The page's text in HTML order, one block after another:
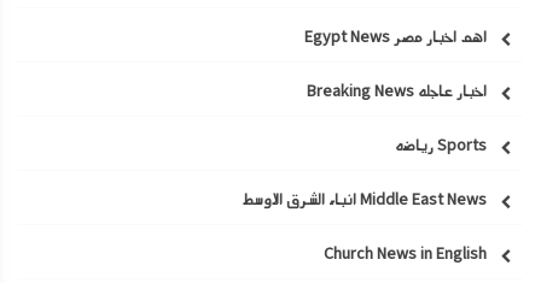
اهم اخبار مصر Egypt News
اخبار عاجله Breaking News
Sports رياضه
Middle East News انباء الشرق الاوسط
Church News in English